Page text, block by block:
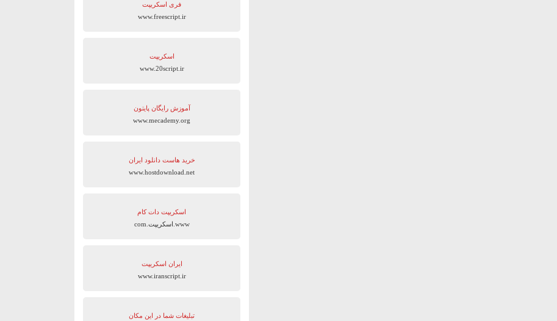
فری اسکریپت
www.freescript.ir
اسکریپت
www.20script.ir
آموزش رایگان پایتون
www.mecademy.org
خرید هاست دانلود ایران
www.hostdownload.net
اسکریپت دات کام
www.اسکریپت.com
ایران اسکریپت
www.iranscript.ir
تبلیغات شما در این مکان